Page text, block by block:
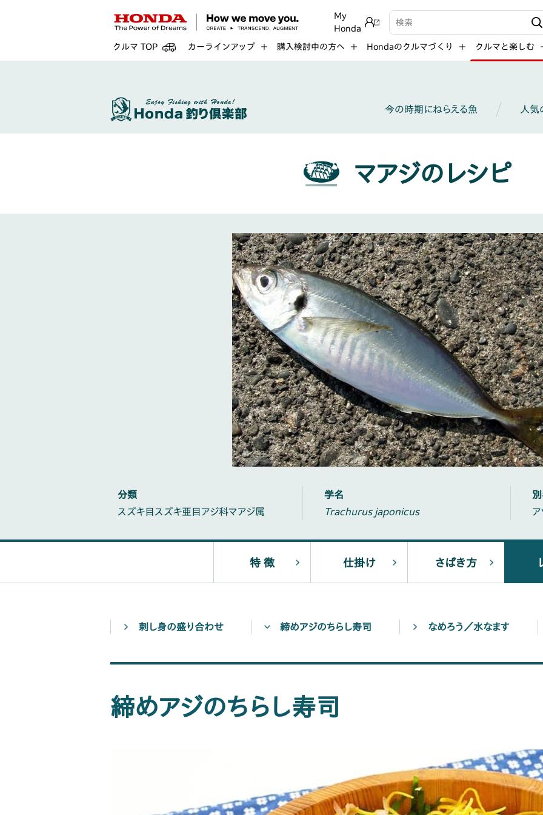
My
Honda
検索キーワード入力
クルマ TOP カーラインアップ 購入検討中の方へ Hondaのクルマづくり クルマと楽しむ
今の時期にねらえる魚 人気
マアジのレシピ
分類
スズキ目スズキ亜目アジ科マアジ属
学名
Trachurus japonicus
ア
特 徴 仕掛け さばき方
刺し身の盛り合わせ 締めアジのちらし寿司 なめろう／水なます
締めアジのちらし寿司